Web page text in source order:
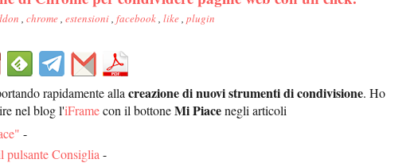
, chrome, estensioni, facebook, like, plugin
rapidamente alla creazione di nuovi strumenti di condivisione. Ho
nel blog l'iFramecon il bottoneMi Piacenegli articoli
-
pulsante Consiglia -